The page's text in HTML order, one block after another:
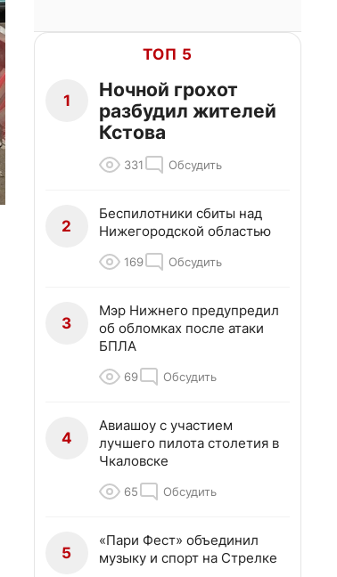
ТОП 5
1
Ночной грохот
разбудил жителей
Кстова
331 Обсудить
2
Беспилотники сбиты над
Нижегородской областью
169 Обсудить
3
Мэр Нижнего предупредил
об обломках после атаки
БПЛА
69 Обсудить
4
Авиашоу с участием
лучшего пилота столетия в
Чкаловске
65 Обсудить
5
«Пари Фест» объединил
музыку и спорт на Стрелке